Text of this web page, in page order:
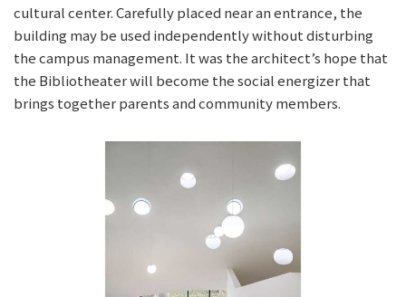
cultural center. Carefully placed near an entrance, the
building may be used independently without disturbing
the campus management. It was the architect’s hope that
the Bibliotheater will become the social energizer that
brings together parents and community members.